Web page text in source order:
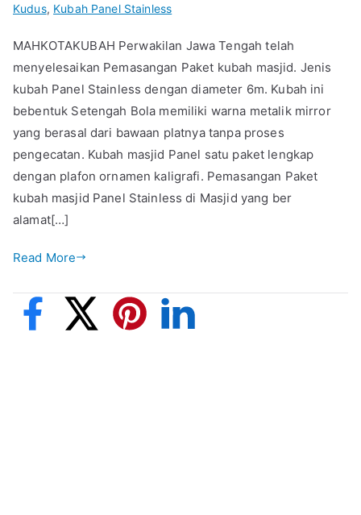
Kudus, Kubah Panel Stainless
MAHKOTAKUBAH Perwakilan Jawa Tengah telah
menyelesaikan Pemasangan Paket kubah masjid. Jenis
kubah Panel Stainless dengan diameter 6m. Kubah ini
bebentuk Setengah Bola memiliki warna metalik mirror
yang berasal dari bawaan platnya tanpa proses
pengecatan. Kubah masjid Panel satu paket lengkap
dengan plafon ornamen kaligrafi. Pemasangan Paket
kubah masjid Panel Stainless di Masjid yang ber
alamat[…]
Read More